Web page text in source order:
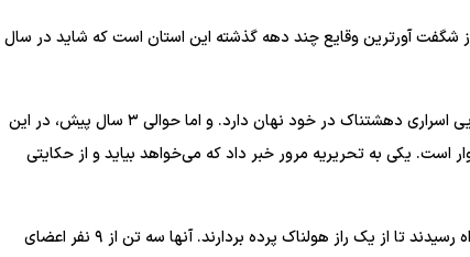
از شگفت آورترین وقایع چند دهه گذشته این استان است که شاید در سال
آسمان رشت همیشه آبستن باران‌های نقره‌ای نیست و یک وقت‌هایی اسراری دهشتناک در خود نهان دارد. و اما حوالی ۳ سال پیش، در این
یکی به تحریریه مرور خبر داد که می‌خواهد بیاید و از حکایتی
آقای علم‌خواه، وکیل دادگستری، همراه همسر و برادر همسرش از راه رسیدند تا از یک راز هولناک پرده بردارند. ‌آنها سه تن از ۹ نفر اعضای